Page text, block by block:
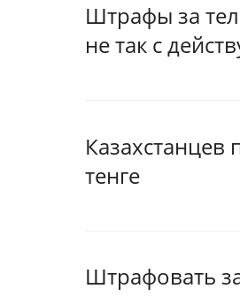
Штрафы за
не так с
тенге
Штрафовать